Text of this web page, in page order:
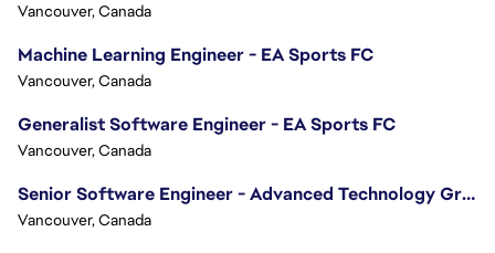
Vancouver, Canada
Machine Learning Engineer - EA Sports FC
Vancouver, Canada
Generalist Software Engineer - EA Sports FC
Vancouver, Canada
Senior Software Engineer - Advanced Technology Group
Vancouver, Canada